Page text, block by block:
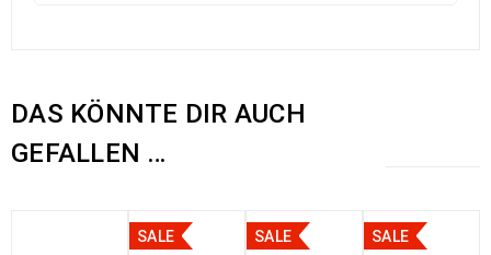
DAS KÖNNTE DIR AUCH
GEFALLEN …
SALE SALE SALE